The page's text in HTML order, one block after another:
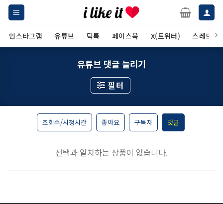
Skip
content
인스타그램 유튜브 틱톡 페이스북 X(트위터) 스레드
유튜브 댓글 늘리기
필터
조회수/시청시간 좋아요 구독자 댓글
선택과 일치하는 상품이 없습니다.